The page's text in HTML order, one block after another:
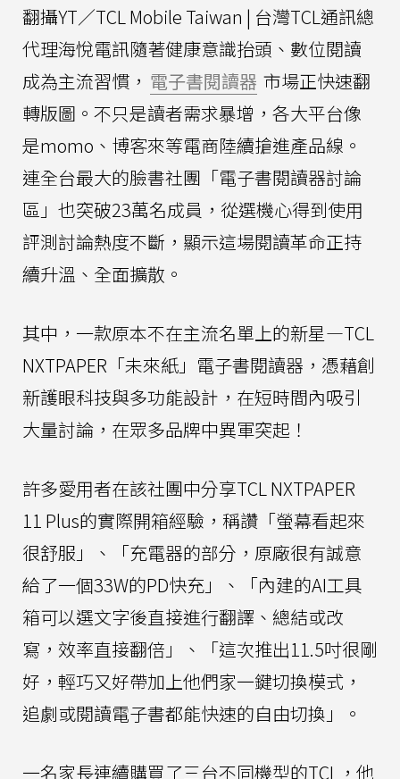
翻攝YT／TCL Mobile Taiwan | 台灣TCL通訊總
代理海悅電訊隨著健康意識抬頭、數位閱讀
成為主流習慣， 電子書閱讀器 市場正快速翻
轉版圖。不只是讀者需求暴增，各大平台像
是momo、博客來等電商陸續搶進產品線。
連全台最大的臉書社團「電子書閱讀器討論
區」也突破23萬名成員，從選機心得到使用
評測討論熱度不斷，顯示這場閱讀革命正持
續升溫、全面擴散。
其中，一款原本不在主流名單上的新星—TCL
NXTPAPER「未來紙」電子書閱讀器，憑藉創
新護眼科技與多功能設計，在短時間內吸引
大量討論，在眾多品牌中異軍突起！
許多愛用者在該社團中分享TCL NXTPAPER
11 Plus的實際開箱經驗，稱讚「螢幕看起來
很舒服」、「充電器的部分，原廠很有誠意
給了一個33W的PD快充」、「內建的AI工具
箱可以選文字後直接進行翻譯、總結或改
寫，效率直接翻倍」、「這次推出11.5吋很剛
好，輕巧又好帶加上他們家一鍵切換模式，
追劇或閱讀電子書都能快速的自由切換」。
一名家長連續購買了三台不同機型的TCL，他